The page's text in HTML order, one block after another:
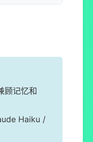
顾记忆和
Haiku /